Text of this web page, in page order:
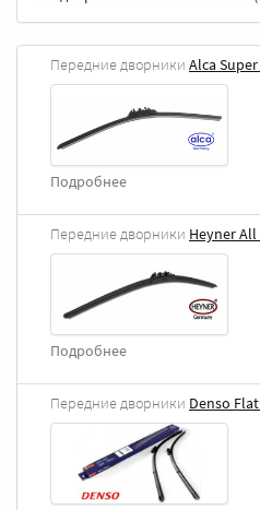
Передние дворники Alca
Подробнее
Передние дворники Heyner All
Подробнее
Передние дворники Denso